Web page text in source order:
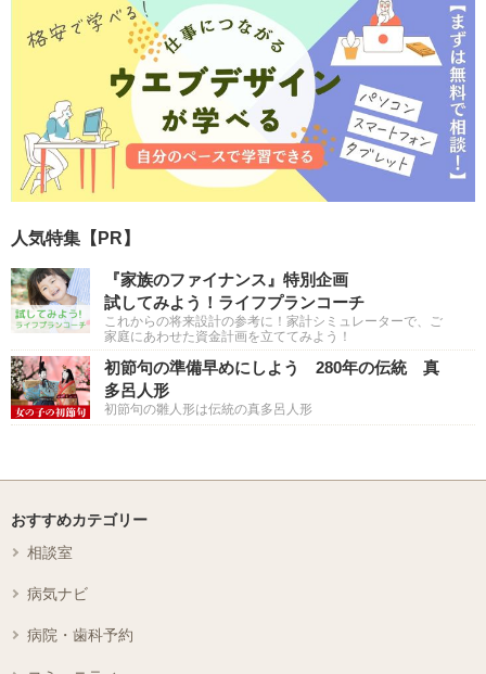
人気特集【PR】
『家族のファイナンス』特別企画
試してみよう！ライフプランコーチ
これからの将来設計の参考に！家計シミュレーターで、ご
家庭にあわせた資金計画を立ててみよう！
初節句の準備早めにしよう 280年の伝統 真
多呂人形
初節句の雛人形は伝統の真多呂人形
おすすめカテゴリー
相談室
病気ナビ
病院・歯科予約